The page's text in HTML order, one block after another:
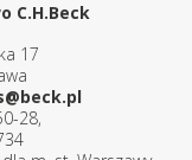
C.H.Beck
17
28,